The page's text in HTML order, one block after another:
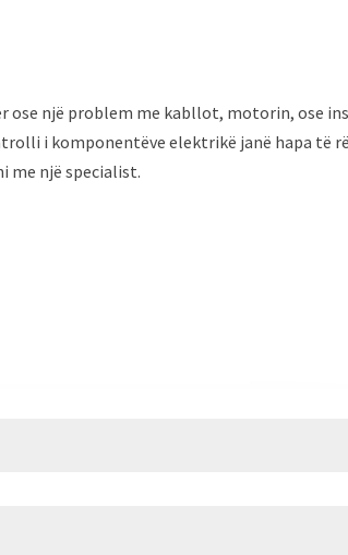
ose një problem me kabllot, motorin, ose
i komponentëve elektrikë janë hapa të
me një specialist.